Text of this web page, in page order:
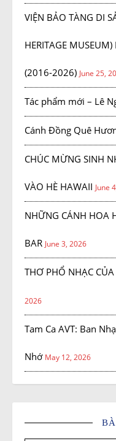
VIỆN BẢO TÀNG DI
HERITAGE
(2016-2026) June 25,
Tác phẩm mới – Lê
Cánh Đồng Quê
CHÚC MỪNG SINH
VÀO HÈ HAWAII June
NHỮNG CÁNH HOA
BAR June 3, 2026
THƠ PHỔ NHẠC
2026
Tam Ca AVT: Ban
Nhớ May 12, 2026